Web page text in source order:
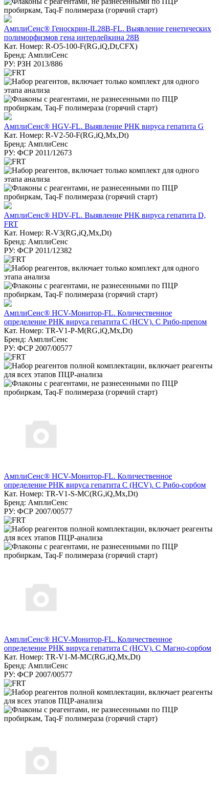
АмплиСенс® Геноскрин-IL28B-FL. Выявление генетических
полиморфизмов гена интерлейкина 28В
Кат. Номер: R-О5-100-F(RG,iQ,Dt,CFX)
Бренд: АмплиСенс
РУ: РЗН 2013/886
АмплиСенс® HGV-FL. Выявление РНК вируса гепатита G
Кат. Номер: R-V2-50-F(RG,iQ,Mx,Dt)
Бренд: АмплиСенс
РУ: ФСР 2011/12673
АмплиСенс® HDV-FL. Выявление РНК вируса гепатита D,
FRT
Кат. Номер: R-V3(RG,iQ,Mx,Dt)
Бренд: АмплиСенс
РУ: ФСР 2011/12382
АмплиСенс® HCV-Монитор-FL. Количественное
определение РНК вируса гепатита C (HCV). С Рибо-препом
Кат. Номер: TR-V1-Р-M(RG,iQ,Мх,Dt)
Бренд: АмплиСенс
РУ: ФСР 2007/00577
АмплиСенс® HCV-Монитор-FL. Количественное
определение РНК вируса гепатита C (HCV). С Рибо-сорбом
Кат. Номер: TR-V1-S-MC(RG,iQ,Мх,Dt)
Бренд: АмплиСенс
РУ: ФСР 2007/00577
АмплиСенс® HCV-Монитор-FL. Количественное
определение РНК вируса гепатита C (HCV). С Магно-сорбом
Кат. Номер: TR-V1-M-MC(RG,iQ,Мх,Dt)
Бренд: АмплиСенс
РУ: ФСР 2007/00577